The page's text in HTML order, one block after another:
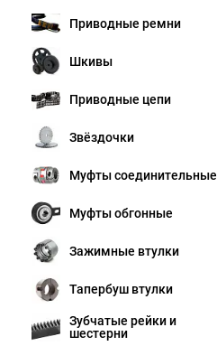
Приводные ремни
Шкивы
Приводные цепи
Звёздочки
Муфты соединительные
Муфты обгонные
Зажимные втулки
Тапербуш втулки
Зубчатые рейки и
шестерни